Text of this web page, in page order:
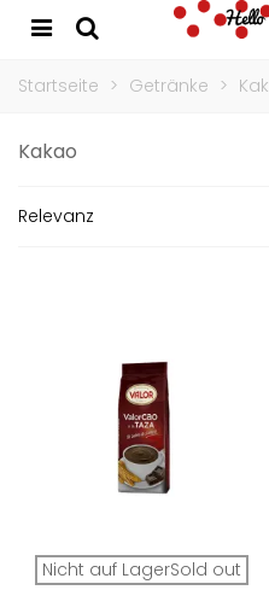
Startseite > Getränke >
Kakao
Relevanz
Nicht auf LagerSold out